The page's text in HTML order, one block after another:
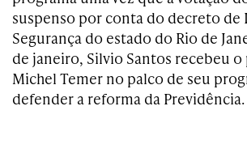
suspenso por conta do decreto de
Segurança do estado do Rio de
de janeiro, Silvio Santos recebeu
Michel Temer no palco de seu
defender a reforma da Previdência.